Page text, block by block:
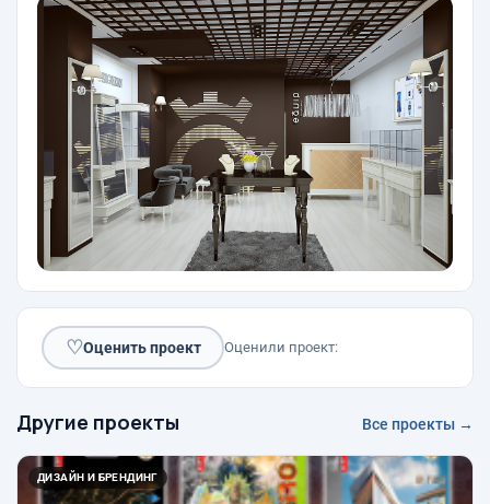
♡Оценить проект Оценили проект:
Другие проекты Все проекты →
ДИЗАЙН И БРЕНДИНГ